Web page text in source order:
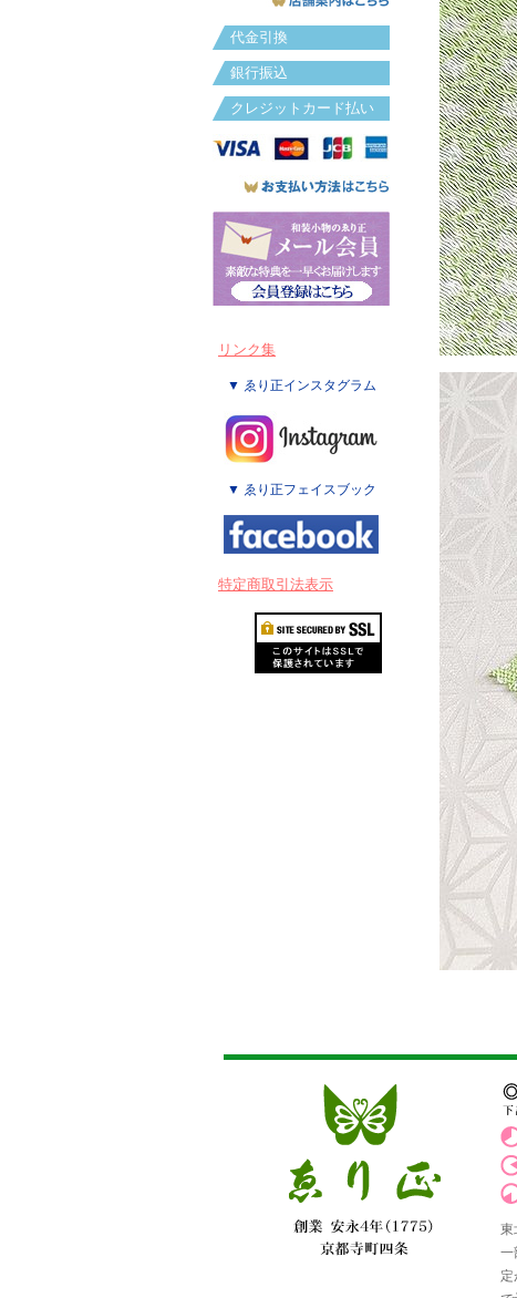
代金引換
銀行振込
クレジットカード払い
リンク集
▼ ゑり正インスタグラム
▼ ゑり正フェイスブック
特定商取引法表示
東
一